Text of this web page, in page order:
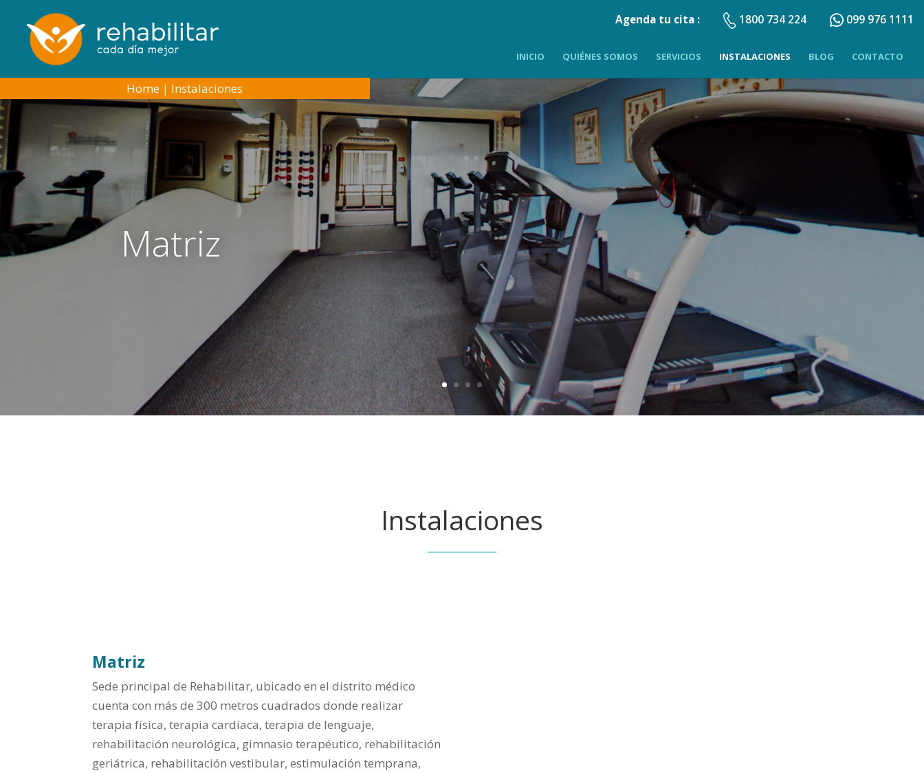
Agenda tu cita : 1800 734 224 099 976 1111
INICIO QUIÉNES SOMOS SERVICIOS INSTALACIONES BLOG CONTACTO
Home | Instalaciones
Matriz
Instalaciones
Matriz
Sede principal de Rehabilitar, ubicado en el distrito médico
cuenta con más de 300 metros cuadrados donde realizar
terapia física, terapia cardíaca, terapia de lenguaje,
rehabilitación neurológica, gimnasio terapéutico, rehabilitación
geriátrica, rehabilitación vestibular, estimulación temprana,